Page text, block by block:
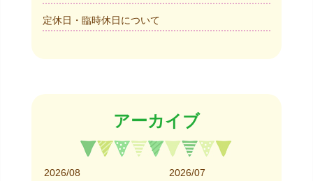
定休日・臨時休日について
アーカイブ
2026/08 2026/07